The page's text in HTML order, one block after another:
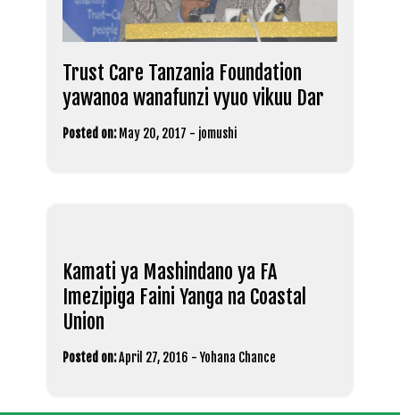
Trust Care Tanzania Foundation
yawanoa wanafunzi vyuo vikuu Dar
Posted on: May 20, 2017 - jomushi
Kamati ya Mashindano ya FA
Imezipiga Faini Yanga na Coastal
Union
Posted on:April 27, 2016 -Yohana Chance